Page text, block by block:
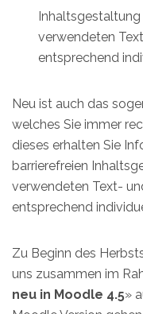
Inhaltsgestaltung
verwendeten
entsprechend
Neu ist auch das
welches Sie immer
dieses erhalten Sie
barrierefreien
verwendeten Text-
entsprechend
Zu Beginn des
uns zusammen im
neu in Moodle 4.5»